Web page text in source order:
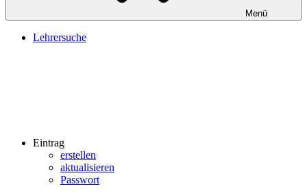
Menü
Lehrersuche
Eintrag
erstellen
aktualisieren
Passwort